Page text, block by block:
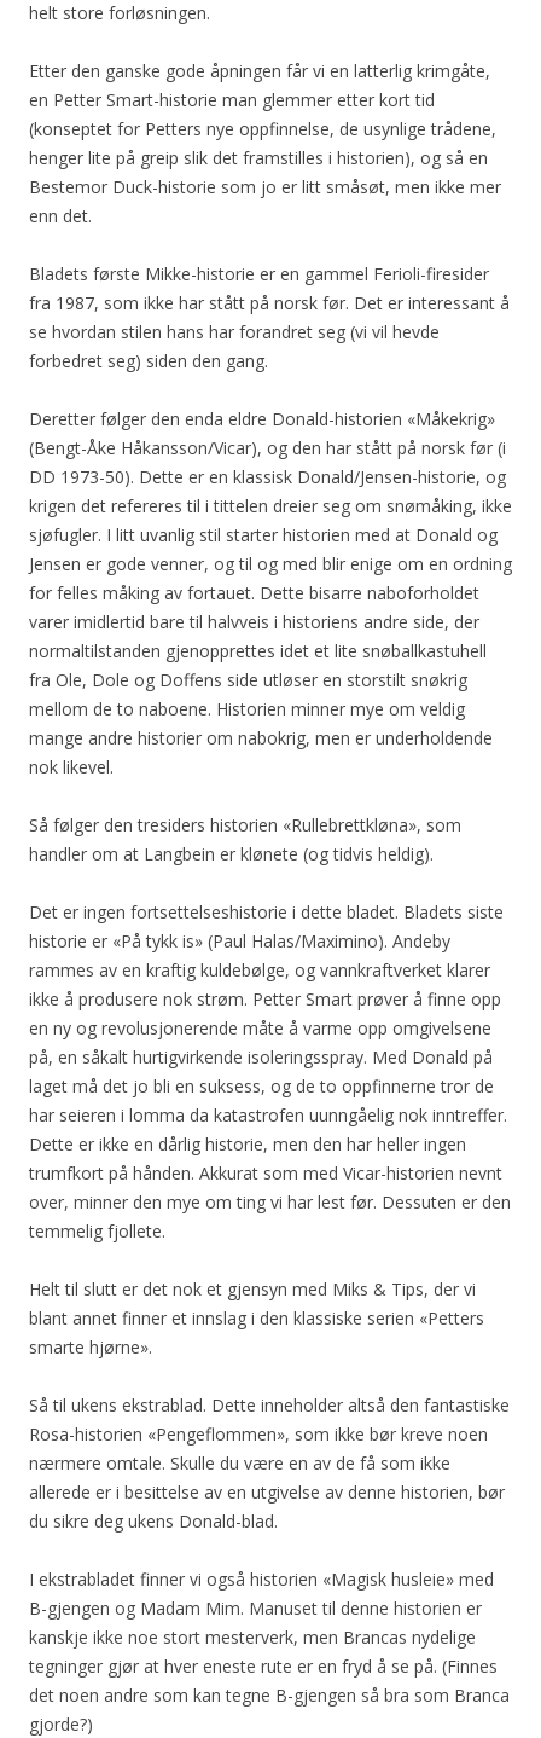
helt store forløsningen.
Etter den ganske gode åpningen får vi en latterlig krimgåte,
en Petter Smart-historie man glemmer etter kort tid
(konseptet for Petters nye oppfinnelse, de usynlige trådene,
henger lite på greip slik det framstilles i historien), og så en
Bestemor Duck-historie som jo er litt småsøt, men ikke mer
enn det.
Bladets første Mikke-historie er en gammel Ferioli-firesider
fra 1987, som ikke har stått på norsk før. Det er interessant å
se hvordan stilen hans har forandret seg (vi vil hevde
forbedret seg) siden den gang.
Deretter følger den enda eldre Donald-historien «Måkekrig»
(Bengt-Åke Håkansson/Vicar), og den har stått på norsk før (i
DD 1973-50). Dette er en klassisk Donald/Jensen-historie, og
krigen det refereres til i tittelen dreier seg om snømåking, ikke
sjøfugler. I litt uvanlig stil starter historien med at Donald og
Jensen er gode venner, og til og med blir enige om en ordning
for felles måking av fortauet. Dette bisarre naboforholdet
varer imidlertid bare til halvveis i historiens andre side, der
normaltilstanden gjenopprettes idet et lite snøballkastuhell
fra Ole, Dole og Doffens side utløser en storstilt snøkrig
mellom de to naboene. Historien minner mye om veldig
mange andre historier om nabokrig, men er underholdende
nok likevel.
Så følger den tresiders historien «Rullebrettkløna», som
handler om at Langbein er klønete (og tidvis heldig).
Det er ingen fortsettelseshistorie i dette bladet. Bladets siste
historie er «På tykk is» (Paul Halas/Maximino). Andeby
rammes av en kraftig kuldebølge, og vannkraftverket klarer
ikke å produsere nok strøm. Petter Smart prøver å finne opp
en ny og revolusjonerende måte å varme opp omgivelsene
på, en såkalt hurtigvirkende isoleringsspray. Med Donald på
laget må det jo bli en suksess, og de to oppfinnerne tror de
har seieren i lomma da katastrofen uunngåelig nok inntreffer.
Dette er ikke en dårlig historie, men den har heller ingen
trumfkort på hånden. Akkurat som med Vicar-historien nevnt
over, minner den mye om ting vi har lest før. Dessuten er den
temmelig fjollete.
Helt til slutt er det nok et gjensyn med Miks & Tips, der vi
blant annet finner et innslag i den klassiske serien «Petters
smarte hjørne».
Så til ukens ekstrablad. Dette inneholder altså den fantastiske
Rosa-historien «Pengeflommen», som ikke bør kreve noen
nærmere omtale. Skulle du være en av de få som ikke
allerede er i besittelse av en utgivelse av denne historien, bør
du sikre deg ukens Donald-blad.
I ekstrabladet finner vi også historien «Magisk husleie» med
B-gjengen og Madam Mim. Manuset til denne historien er
kanskje ikke noe stort mesterverk, men Brancas nydelige
tegninger gjør at hver eneste rute er en fryd å se på. (Finnes
det noen andre som kan tegne B-gjengen så bra som Branca
gjorde?)